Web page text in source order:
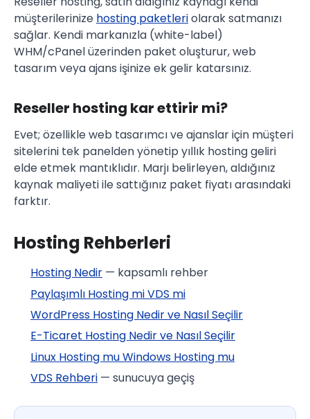
müşterilerinize hosting paketleriolarak satmanızı
sağlar. Kendi markanızla (white-label)
WHM/cPanel üzerinden paket oluşturur, web
tasarım veya ajans işinize ek gelir katarsınız.
Reseller hosting kar ettirir mi?
Evet; özellikle web tasarımcı ve ajanslar için müşteri
sitelerini tek panelden yönetip yıllık hosting geliri
elde etmek mantıklıdır. Marjı belirleyen, aldığınız
kaynak maliyeti ile sattığınız paket fiyatı arasındaki
farktır.
Hosting Rehberleri
Hosting Nedir — kapsamlı rehber
Paylaşımlı Hosting mi VDS mi
WordPress Hosting Nedir ve Nasıl Seçilir
E-Ticaret Hosting Nedir ve Nasıl Seçilir
Linux Hosting mu Windows Hosting mu
VDS Rehberi — sunucuya geçiş